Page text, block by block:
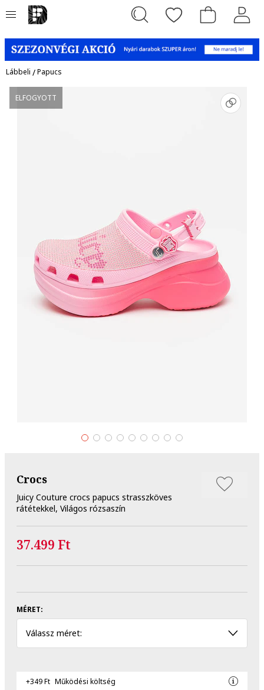
Lábbeli /Papucs
ELFOGYOTT
Crocs
Juicy Couture crocs papucs strasszköves
rátétekkel, Világos rózsaszín
37.499 Ft
MÉRET:
Válassz méret:
+349 Ft Működési költség